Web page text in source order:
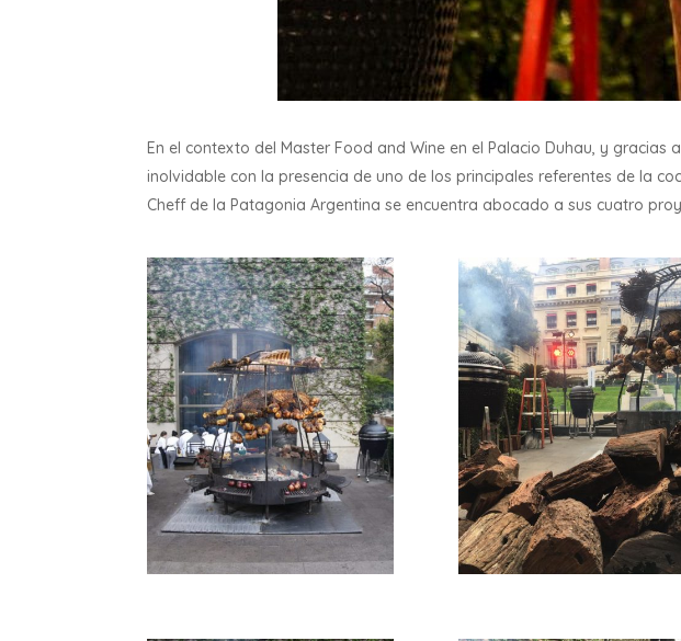
En el contexto del Master Food and Wine en el Palacio Duhau, y
inolvidable con la presencia de uno de los principales referentes de la
Cheff de la Patagonia Argentina se encuentra abocado a sus cuatro